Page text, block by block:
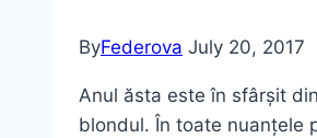
ByFederova July 20, 2017
Anul ăsta este în sfârșit
blondul. În toate nuanțele